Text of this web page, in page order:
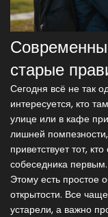
старые
Сегодня всё не так
интересуется, кто
улице или в кафе
лишней
приветствует тот,
собеседника первым.
Этому есть простое
открытости. Все
устарели, а важно